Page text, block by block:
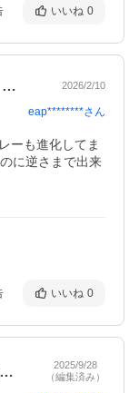
いいね 0
… 2026/2/10
eap********さん
ーも進化してま
に逆さまで出来
いいね 0
360°使えるので非常に使い勝手が良い…
2025/9/28
（編集済み）